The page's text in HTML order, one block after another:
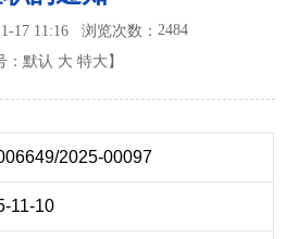
17 11:16浏览次数：2484
： 默认 大 特大 】
2025-00097
11-10